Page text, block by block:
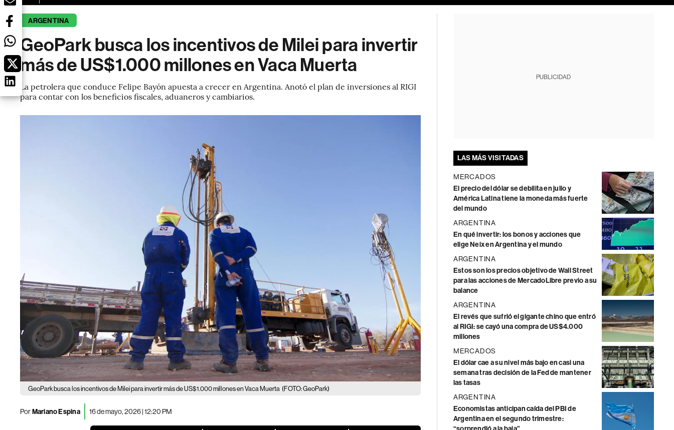
ARGENTINA
GeoPark busca los incentivos de Milei para invertir
más de US$1.000 millones en Vaca Muerta
La petrolera que conduce Felipe Bayón apuesta a crecer en Argentina. Anotó el plan de inversiones al RIGI
para contar con los beneficios fiscales, aduaneros y cambiarios.
GeoPark busca los incentivos de Milei para invertir más de US$1.000 millones en Vaca Muerta (FOTO: GeoPark)
PorMariano Espina 16 de mayo, 2026 | 12:20 PM
PUBLICIDAD
LAS MÁS VISITADAS
MERCADOS
El precio del dólar se debilita en julio y
América Latina tiene la moneda más fuerte
del mundo
ARGENTINA
En qué invertir: los bonos y acciones que
elige Neix en Argentina y el mundo
ARGENTINA
Estos son los precios objetivo de Wall Street
para las acciones de MercadoLibre previo a su
balance
ARGENTINA
El revés que sufrió el gigante chino que entró
al RIGI: se cayó una compra de US$4.000
millones
MERCADOS
El dólar cae a su nivel más bajo en casi una
semana tras decisión de la Fed de mantener
las tasas
ARGENTINA
Economistas anticipan caída del PBI de
Argentina en el segundo trimestre: